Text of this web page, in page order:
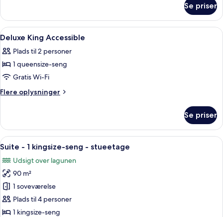
Access
Room
with
Lagoon
Se priser
Indlæs
alle
billeder
af
Deluxe
King
Premium-sengetøj, minibar,
14
Deluxe King Accessible
Plads til 2 personer
1 queensize-seng
Gratis Wi-Fi
Flere oplysninger
Flere
King
Accessible
Se priser
Indlæs
alle
billeder
af
Suite
-
1
Et moderne hotelværelse med en
17
Suite - 1 kingsize-seng - stueetage
Udsigt over lagunen
90 m²
1 soveværelse
Plads til 4 personer
1 kingsize-seng